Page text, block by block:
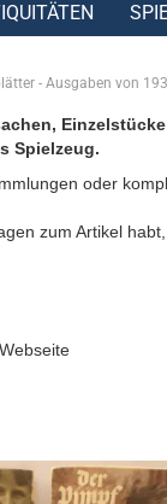
- Ausgaben von
Spielzeug.
oder
zum Artikel habt,